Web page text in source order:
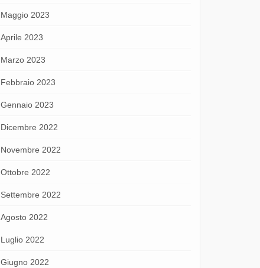
Maggio 2023
Aprile 2023
Marzo 2023
Febbraio 2023
Gennaio 2023
Dicembre 2022
Novembre 2022
Ottobre 2022
Settembre 2022
Agosto 2022
Luglio 2022
Giugno 2022